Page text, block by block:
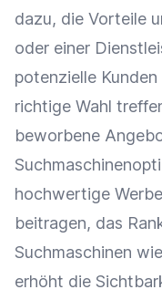
dazu, die Vorteile
oder einer
potenzielle Kunden
richtige Wahl
beworbene
hochwertige
beitragen, das
Suchmaschinen wie
erhöht die